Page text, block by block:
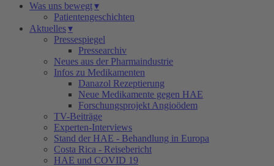
Was uns bewegt▾
Patientengeschichten
Aktuelles▾
Pressespiegel
Pressearchiv
Neues aus der Pharmaindustrie
Infos zu Medikamenten
Danazol Rezeptierung
Neue Medikamente gegen HAE
Forschungsprojekt Angioödem
TV-Beiträge
Experten-Interviews
Stand der HAE - Behandlung in Europa
Costa Rica - Reisebericht
HAE und COVID 19